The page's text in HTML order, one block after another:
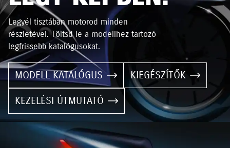
Legyél tisztában motorod minden
részletével. Töltsd le a modellhez tartozó
legfrissebb katalógusokat.
MODELL KATALÓGUS
KIEGÉSZÍTŐK
KEZELÉSI ÚTMUTATÓ